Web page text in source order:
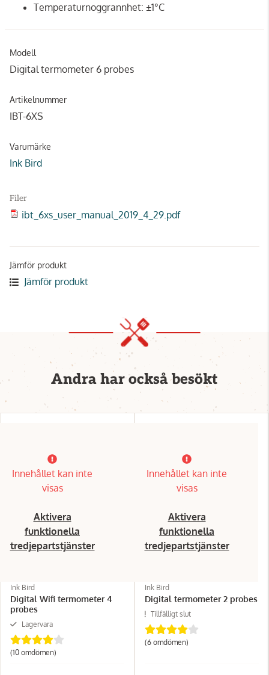
Temperaturnoggrannhet: ±1°C
Modell
Digital termometer 6 probes
Artikelnummer
IBT-6XS
Varumärke
Ink Bird
Filer
ibt_6xs_user_manual_2019_4_29.pdf
Jämför produkt
Jämför produkt
Andra har också besökt
Innehållet kan inte
visas
Aktivera
funktionella
tredjepartstjänster
Ink Bird
Digital Wifi termometer 4
probes
Lagervara
(10 omdömen)
Innehållet kan inte
visas
Aktivera
funktionella
tredjepartstjänster
Ink Bird
Digital termometer 2 probes
Tillfälligt slut
(6 omdömen)